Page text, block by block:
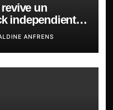
un
independiente
de
ANFRENS